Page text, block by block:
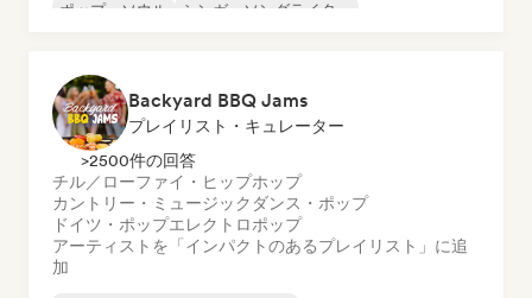
ポップ・ソウル
シンガーソングライター
Backyard BBQ Jams
プレイリスト・キュレーター
>2500件の回答
チル／ローファイ・ヒップホップ
カントリー・ミュージック ダンス・ポップ
ドイツ・ポップエレクトロポップ
アーティストを「インパクトのあるプレイリスト」に追
加